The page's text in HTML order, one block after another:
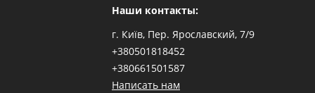
Наши контакты:
г. Київ, Пер. Ярославский, 7/9
+380501818452
+380661501587
Написать нам